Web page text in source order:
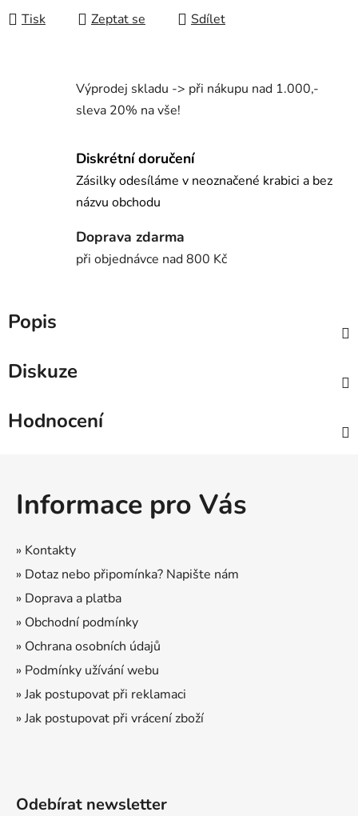
Tisk Zeptat se Sdílet
Výprodej skladu -> při nákupu nad 1.000,-
sleva 20% na vše!
Diskrétní doručení
Zásilky odesíláme v neoznačené krabici a bez
názvu obchodu
Doprava zdarma
při objednávce nad 800 Kč
Popis
Diskuze
Hodnocení
Informace pro Vás
» Kontakty
» Dotaz nebo připomínka? Napište nám
» Doprava a platba
» Obchodní podmínky
» Ochrana osobních údajů
» Podmínky užívání webu
» Jak postupovat při reklamaci
» Jak postupovat při vrácení zboží
Odebírat newsletter